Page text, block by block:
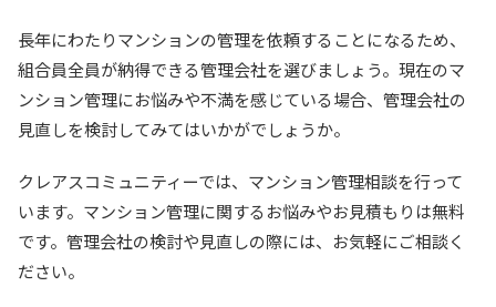
長年にわたりマンションの管理を依頼することになるため、
組合員全員が納得できる管理会社を選びましょう。現在のマ
ンション管理にお悩みや不満を感じている場合、管理会社の
見直しを検討してみてはいかがでしょうか。
クレアスコミュニティーでは、マンション管理相談を行って
います。マンション管理に関するお悩みやお見積もりは無料
です。管理会社の検討や見直しの際には、お気軽にご相談く
ださい。